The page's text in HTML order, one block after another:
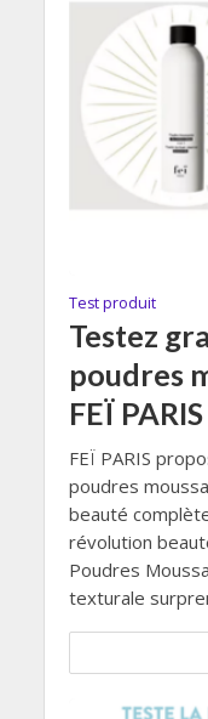
Test produit
Testez
poudres
FEÏ PARIS
FEÏ PARIS
poudres
beauté
révolution
Poudres
texturale